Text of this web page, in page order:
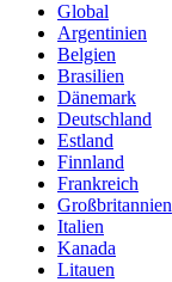
Global
Argentinien
Belgien
Brasilien
Dänemark
Deutschland
Estland
Finnland
Frankreich
Großbritannien
Italien
Kanada
Litauen